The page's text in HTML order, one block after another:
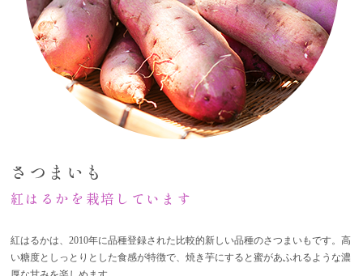
さつまいも
紅はるかを栽培しています
紅はるかは、2010年に品種登録された比較的新しい品種のさつまいもです。高
い糖度としっとりとした食感が特徴で、焼き芋にすると蜜があふれるような濃